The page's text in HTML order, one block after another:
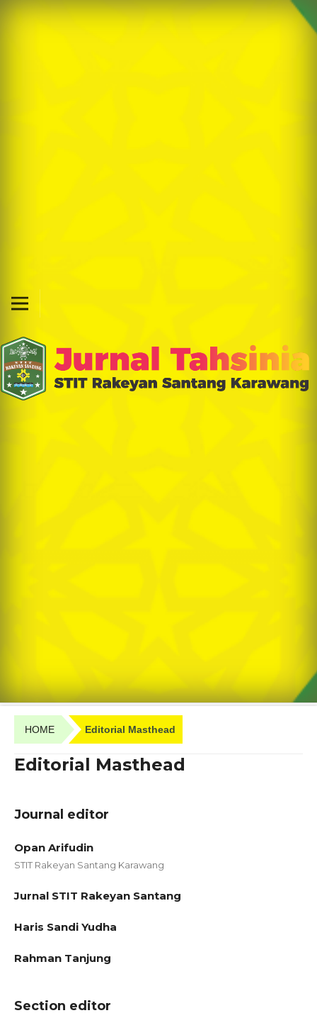
HOME Editorial Masthead
Editorial Masthead
Journal editor
Opan Arifudin
STIT Rakeyan Santang Karawang
Jurnal STIT Rakeyan Santang
Haris Sandi Yudha
Rahman Tanjung
Section editor